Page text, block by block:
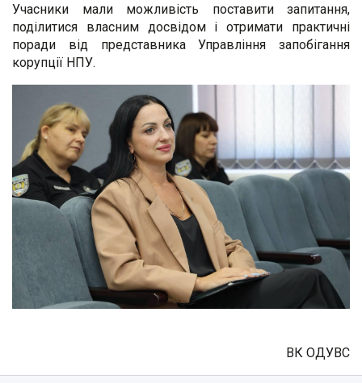
Учасники мали можливість поставити запитання,
поділитися власним досвідом і отримати практичні
поради від представника Управління запобігання
корупції НПУ.
ВК ОДУВС